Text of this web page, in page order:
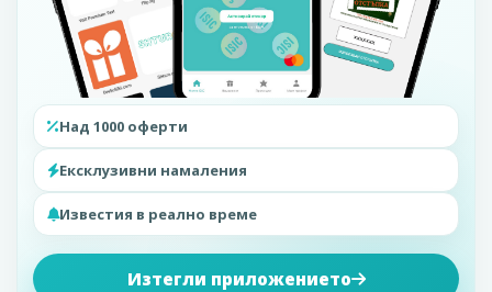
Над 1000 оферти
Ексклузивни намаления
Известия в реално време
Изтегли приложението